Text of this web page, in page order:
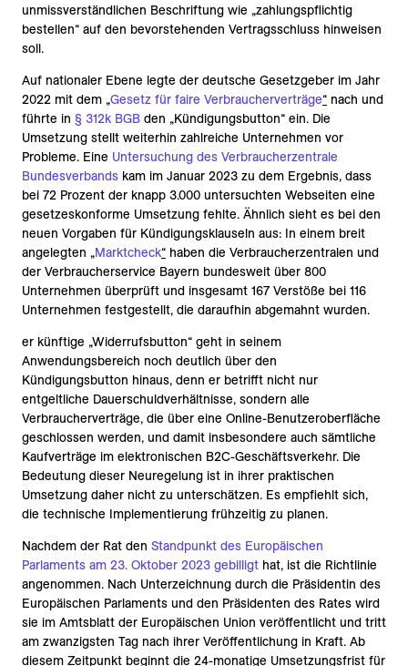
unmissverständlichen Beschriftung wie „zahlungspflichtig
bestellen“ auf den bevorstehenden Vertragsschluss hinweisen
soll.
Auf nationaler Ebene legte der deutsche Gesetzgeber im Jahr
2022 mit dem „Gesetz für faire Verbraucherverträge“ nach und
führte in § 312k BGB den „Kündigungsbutton“ ein. Die
Umsetzung stellt weiterhin zahlreiche Unternehmen vor
Probleme. Eine Untersuchung des Verbraucherzentrale
Bundesverbands kam im Januar 2023 zu dem Ergebnis, dass
bei 72 Prozent der knapp 3.000 untersuchten Webseiten eine
gesetzeskonforme Umsetzung fehlte. Ähnlich sieht es bei den
neuen Vorgaben für Kündigungsklauseln aus: In einem breit
angelegten „Marktcheck“ haben die Verbraucherzentralen und
der Verbraucherservice Bayern bundesweit über 800
Unternehmen überprüft und insgesamt 167 Verstöße bei 116
Unternehmen festgestellt, die daraufhin abgemahnt wurden.
er künftige „Widerrufsbutton“ geht in seinem
Anwendungsbereich noch deutlich über den
Kündigungsbutton hinaus, denn er betrifft nicht nur
entgeltliche Dauerschuldverhältnisse, sondern alle
Verbraucherverträge, die über eine Online-Benutzeroberfläche
geschlossen werden, und damit insbesondere auch sämtliche
Kaufverträge im elektronischen B2C-Geschäftsverkehr. Die
Bedeutung dieser Neuregelung ist in ihrer praktischen
Umsetzung daher nicht zu unterschätzen. Es empfiehlt sich,
die technische Implementierung frühzeitig zu planen.
Nachdem der Rat den Standpunkt des Europäischen
Parlaments am 23. Oktober 2023 gebilligt hat, ist die Richtlinie
angenommen. Nach Unterzeichnung durch die Präsidentin des
Europäischen Parlaments und den Präsidenten des Rates wird
sie im Amtsblatt der Europäischen Union veröffentlicht und tritt
am zwanzigsten Tag nach ihrer Veröffentlichung in Kraft. Ab
diesem Zeitpunkt beginnt die 24-monatige Umsetzungsfrist für